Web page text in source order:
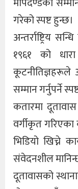
गरेको स्पष्ट हुन्छ।
अन्तर्राष्ट्रिय
१९६१ को
सम्मान गर्नुपर्ने
कतारमा दूतावास
वर्गीकृत
भिडियो खिच्ने
संवेदनशील
दूतावासको